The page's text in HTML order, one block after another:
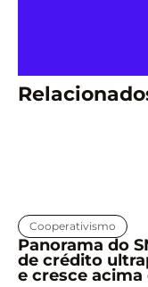
Cooperativismo
Panorama do
de crédito
e cresce